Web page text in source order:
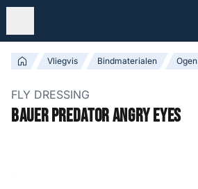
Vliegvis Bindmaterialen Ogen
FLY DRESSING
Bauer Predator Angry Eyes